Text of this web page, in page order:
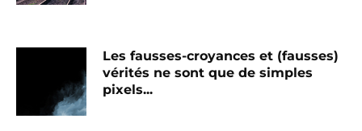
Les fausses-croyances et (fausses)
vérités ne sont que de simples
pixels...